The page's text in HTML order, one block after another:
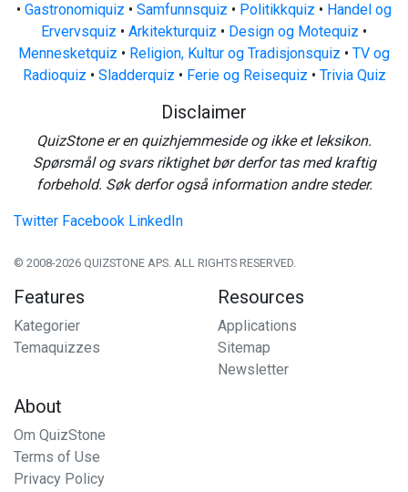
• Gastronomiquiz • Samfunnsquiz • Politikkquiz • Handel og
Ervervsquiz • Arkitekturquiz • Design og Motequiz •
Mennesketquiz • Religion, Kultur og Tradisjonsquiz • TV og
Radioquiz • Sladderquiz • Ferie og Reisequiz • Trivia Quiz
Disclaimer
QuizStone er en quizhjemmeside og ikke et leksikon.
Spørsmål og svars riktighet bør derfor tas med kraftig
forbehold. Søk derfor også information andre steder.
Twitter Facebook LinkedIn
© 2008-2026 QUIZSTONE APS. ALL RIGHTS RESERVED.
Features
Kategorier
Temaquizzes
Resources
Applications
Sitemap
Newsletter
About
Om QuizStone
Terms of Use
Privacy Policy